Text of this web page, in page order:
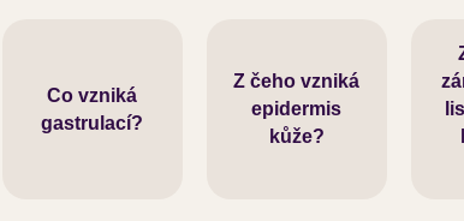
Co vzniká
gastrulací?
Tři zárodečné
listy
Z čeho vzniká
epidermis
kůže?
Z ektodermu Z